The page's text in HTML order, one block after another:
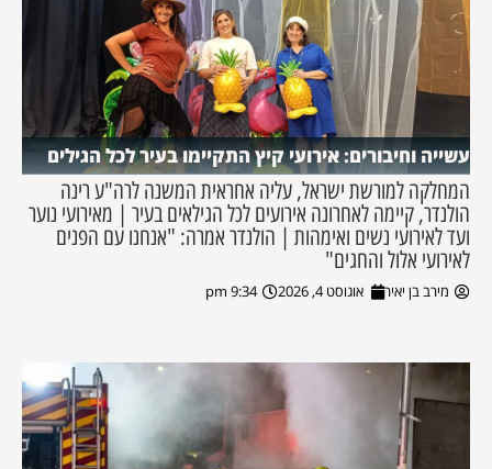
עשייה וחיבורים: אירועי קיץ התקיימו בעיר לכל הגילים
המחלקה למורשת ישראל, עליה אחראית המשנה לרה"ע רינה
הולנדר, קיימה לאחרונה אירועים לכל הגילאים בעיר | מאירועי נוער
ועד לאירועי נשים ואימהות | הולנדר אמרה: "אנחנו עם הפנים
לאירועי אלול והחגים"
מירב בן יאיר אוגוסט 4, 2026 9:34 pm